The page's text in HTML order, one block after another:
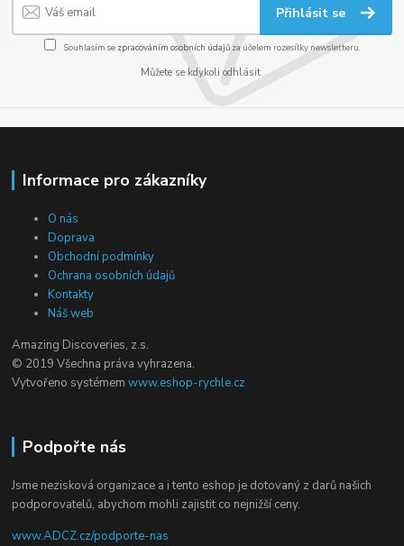
Přihlásit se
Souhlasím se zpracováním osobních údajůza účelem rozesílky newsletteru.
Můžete se kdykoli odhlásit.
Informace pro zákazníky
O nás
Doprava
Obchodní podmínky
Ochrana osobních údajů
Kontakty
Náš web
Amazing Discoveries, z.s.
© 2019 Všechna práva vyhrazena.
Vytvořeno systémemwww.eshop-rychle.cz
Podpořte nás
Jsme nezisková organizace a i tento eshop je dotovaný z darů našich
podporovatelů, abychom mohli zajistit co nejnižší ceny.
www.ADCZ.cz/podporte-nas